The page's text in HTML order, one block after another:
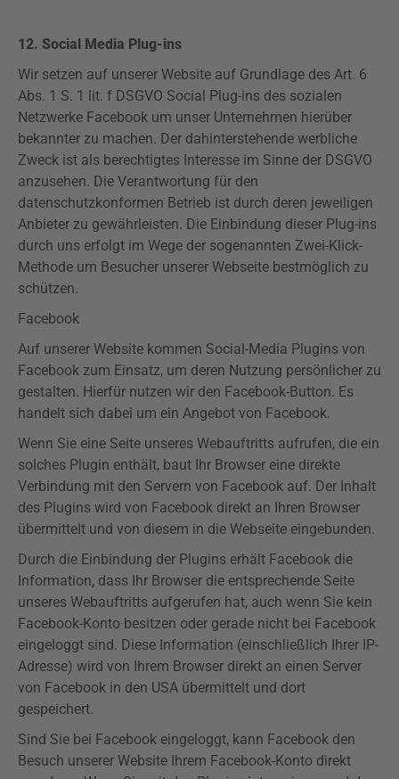
12. Social Media Plug-ins
Wir setzen auf unserer Website auf Grundlage des Art. 6
Abs. 1 S. 1 lit. f DSGVO Social Plug-ins des sozialen
Netzwerke Facebook um unser Unternehmen hierüber
bekannter zu machen. Der dahinterstehende werbliche
Zweck ist als berechtigtes Interesse im Sinne der DSGVO
anzusehen. Die Verantwortung für den
datenschutzkonformen Betrieb ist durch deren jeweiligen
Anbieter zu gewährleisten. Die Einbindung dieser Plug-ins
durch uns erfolgt im Wege der sogenannten Zwei-Klick-
Methode um Besucher unserer Webseite bestmöglich zu
schützen.
Facebook
Auf unserer Website kommen Social-Media Plugins von
Facebook zum Einsatz, um deren Nutzung persönlicher zu
gestalten. Hierfür nutzen wir den Facebook-Button. Es
handelt sich dabei um ein Angebot von Facebook.
Wenn Sie eine Seite unseres Webauftritts aufrufen, die ein
solches Plugin enthält, baut Ihr Browser eine direkte
Verbindung mit den Servern von Facebook auf. Der Inhalt
des Plugins wird von Facebook direkt an Ihren Browser
übermittelt und von diesem in die Webseite eingebunden.
Durch die Einbindung der Plugins erhält Facebook die
Information, dass Ihr Browser die entsprechende Seite
unseres Webauftritts aufgerufen hat, auch wenn Sie kein
Facebook-Konto besitzen oder gerade nicht bei Facebook
eingeloggt sind. Diese Information (einschließlich Ihrer IP-
Adresse) wird von Ihrem Browser direkt an einen Server
von Facebook in den USA übermittelt und dort
gespeichert.
Sind Sie bei Facebook eingeloggt, kann Facebook den
Besuch unserer Website Ihrem Facebook-Konto direkt